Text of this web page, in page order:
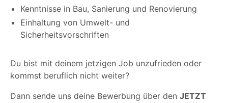
Kenntnisse in Bau, Sanierung und Renovierung
Einhaltung von Umwelt- und
Sicherheitsvorschriften
Du bist mit deinem jetzigen Job unzufrieden oder
kommst beruflich nicht weiter?
Dann sende uns deine Bewerbung über den JETZT